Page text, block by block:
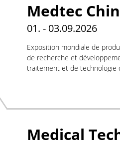
Medtec
01. - 03.09.2026
Exposition mondiale de
de recherche et
traitement et de technologie
Medical